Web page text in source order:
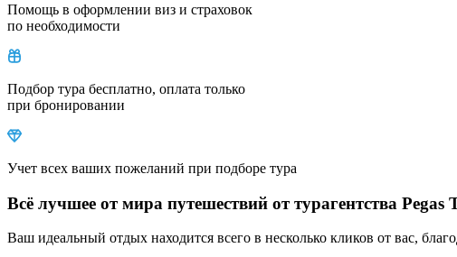
Помощь в оформлении виз и страховок
по необходимости
Подбор тура бесплатно, оплата только
при бронировании
Учет всех ваших пожеланий при подборе тура
Всё лучшее от мира путешествий от турагентства
Ваш идеальный отдых находится всего в несколько кликов от вас,